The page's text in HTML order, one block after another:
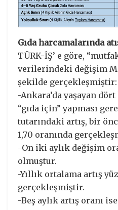
Gıda harcamalarında
TÜRK-İŞ’ e göre,
verilerindeki değişim
şekilde gerçekleşmiştir:
-Ankara’da yaşayan
“gıda için” yapması
tutarındaki artış, bir
1,70 oranında
-On iki aylık değişim
olmuştur.
-Yıllık ortalama artış
gerçekleşmiştir.
-Beş aylık artış oranı